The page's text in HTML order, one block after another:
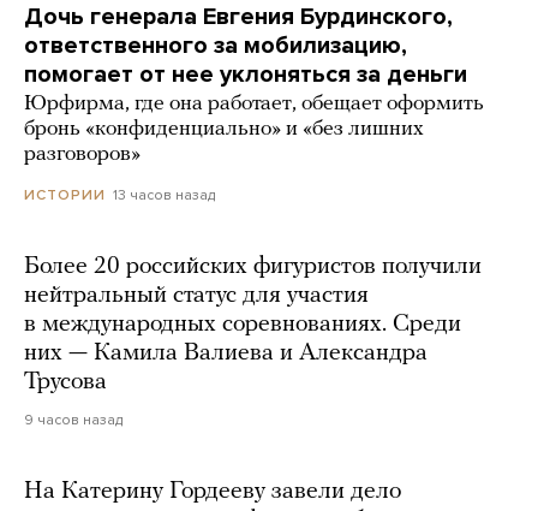
Дочь генерала Евгения Бурдинского,
ответственного за мобилизацию,
помогает от нее уклоняться за деньги
Юрфирма, где она работает, обещает оформить
бронь «конфиденциально» и «без лишних
разговоров»
ИСТОРИИ 13 часов назад
Более 20 российских фигуристов получили
нейтральный статус для участия
в международных соревнованиях. Среди
них — Камила Валиева и Александра
Трусова
9 часов назад
На Катерину Гордееву завели дело